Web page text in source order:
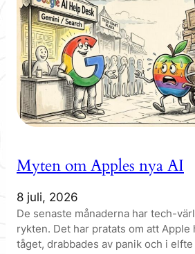
Myten om Apples nya AI
8 juli, 2026
De senaste månaderna har tech-
rykten. Det har pratats om att Apple
tåget, drabbades av panik och i elfte